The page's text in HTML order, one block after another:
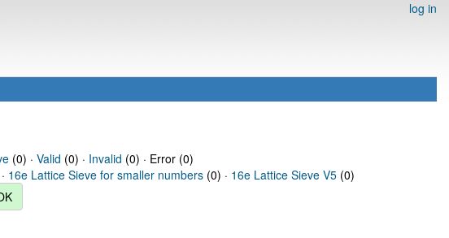
log in
(0) · Valid (0) · Invalid (0) · Error (0)
16e Lattice Sieve for smaller numbers (0) · 16e Lattice Sieve V5 (0)